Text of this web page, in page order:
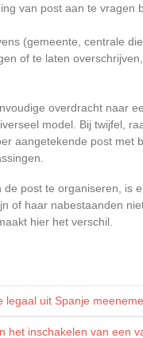
van post aan te vragen
(gemeente, centrale
of te laten
overdracht naar
model. Bij twijfel,
aangetekende post met
post te organiseren, is
of haar nabestaanden
hier het verschil.
legaal uit Spanje
het inschakelen van een